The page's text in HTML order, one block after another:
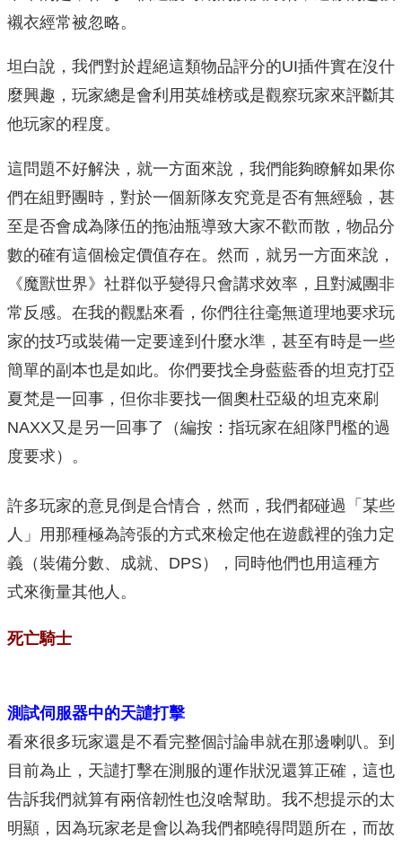
襯衣經常被忽略。
坦白說，我們對於趕絕這類物品評分的UI插件實在沒什
麼興趣，玩家總是會利用英雄榜或是觀察玩家來評斷其
他玩家的程度。
這問題不好解決，就一方面來說，我們能夠瞭解如果你
們在組野團時，對於一個新隊友究竟是否有無經驗，甚
至是否會成為隊伍的拖油瓶導致大家不歡而散，物品分
數的確有這個檢定價值存在。然而，就另一方面來說，
《魔獸世界》社群似乎變得只會講求效率，且對滅團非
常反感。在我的觀點來看，你們往往毫無道理地要求玩
家的技巧或裝備一定要達到什麼水準，甚至有時是一些
簡單的副本也是如此。你們要找全身藍藍香的坦克打亞
夏梵是一回事，但你非要找一個奧杜亞級的坦克來刷
NAXX又是另一回事了（編按：指玩家在組隊門檻的過
度要求）。
許多玩家的意見倒是合情合，然而，我們都碰過「某些
人」用那種極為誇張的方式來檢定他在遊戲裡的強力定
義（裝備分數、成就、DPS），同時他們也用這種方
式來衡量其他人。
死亡騎士
測試伺服器中的天譴打擊
看來很多玩家還是不看完整個討論串就在那邊喇叭。到
目前為止，天譴打擊在測服的運作狀況還算正確，這也
告訴我們就算有兩倍韌性也沒啥幫助。我不想提示的太
明顯，因為玩家老是會以為我們都曉得問題所在，而故